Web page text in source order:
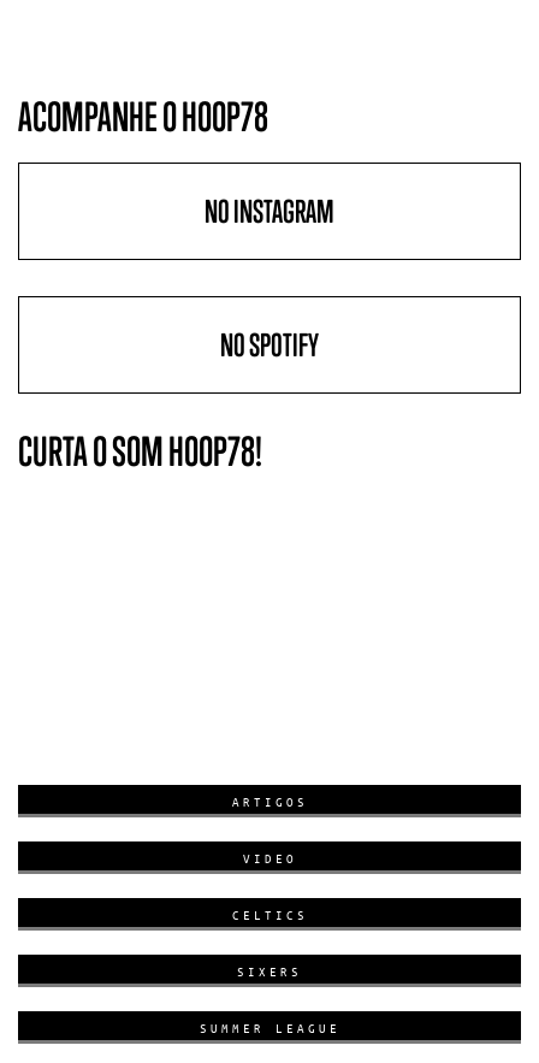
ACOMPANHE O HOOP78
NO INSTAGRAM
NO SPOTIFY
CURTA O SOM HOOP78!
ARTIGOS
VIDEO
CELTICS
SIXERS
SUMMER LEAGUE